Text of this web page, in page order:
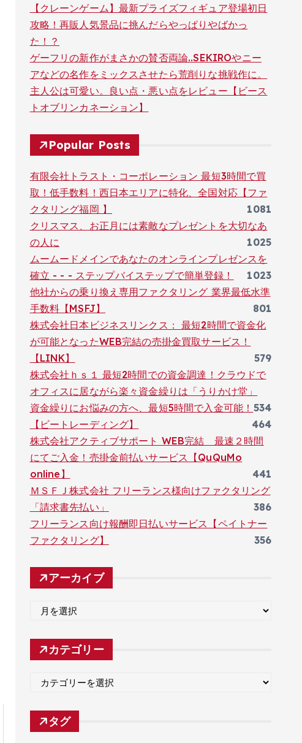
【クレーンゲーム】最新プライズフィギュア登場初日
攻略！再販人気景品に挑んだらやっぱりやばかっ
た！？
ゲーフリの新作がまさかの賛否両論..SEKIROやニー
アなどの名作をミックスさせたら荒削りな挑戦作に。
主人公は可愛い。良い点・悪い点をレビュー【ビース
トオブリンカネーション】
Popular Posts
有限会社トラスト・コーポレーション 最短3時間で買
取！低手数料！西日本エリアに特化、全国対応【ファ
クタリング福岡 】
1081
クリスマス、お正月には素敵なプレゼントを大切なあ
の人に
1025
ムームードメインであなたのオンラインプレゼンスを
確立 - - - ステップバイステップで簡単登録！
1023
他社からの乗り換え専用ファクタリング 業界最低水準
手数料【MSFJ】
801
株式会社日本ビジネスリンクス： 最短2時間で資金化
が可能となったWEB完結の売掛金買取サービス！
【LINK】
579
株式会社ｈｓ１ 最短2時間での資金調達！クラウドで
オフィスに居ながら楽々資金繰りは「うりかけ堂」
534
資金繰りにお悩みの方へ、最短5時間で入金可能！
【ビートレーディング】
464
株式会社アクティブサポート WEB完結 最速２時間
にてご入金！売掛金前払いサービス【QuQuMo
online】
441
ＭＳＦＪ株式会社 フリーランス様向けファクタリング
「請求書先払い」
386
フリーランス向け報酬即日払いサービス【ペイトナー
ファクタリング】
356
アーカイブ
カ
イ
カテゴリー
ゴ
リ
タグ